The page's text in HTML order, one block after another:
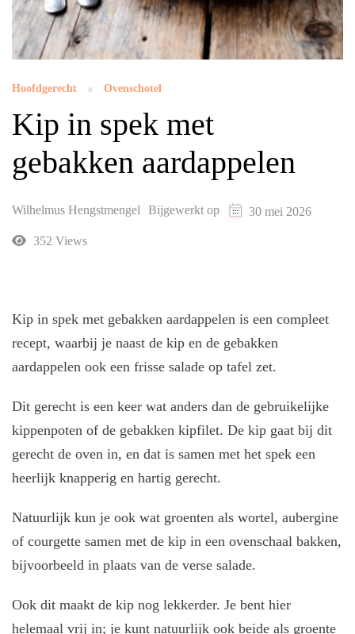
Hoofdgerecht Ovenschotel
Kip in spek met
gebakken aardappelen
Wilhelmus Hengstmengel Bijgewerkt op 30 mei 2026
352 Views
Kip in spek met gebakken aardappelen is een compleet
recept, waarbij je naast de kip en de gebakken
aardappelen ook een frisse salade op tafel zet.
Dit gerecht is een keer wat anders dan de gebruikelijke
kippenpoten of de gebakken kipfilet. De kip gaat bij dit
gerecht de oven in, en dat is samen met het spek een
heerlijk knapperig en hartig gerecht.
Natuurlijk kun je ook wat groenten als wortel, aubergine
of courgette samen met de kip in een ovenschaal bakken,
bijvoorbeeld in plaats van de verse salade.
Ook dit maakt de kip nog lekkerder. Je bent hier
helemaal vrij in; je kunt natuurlijk ook beide als groente